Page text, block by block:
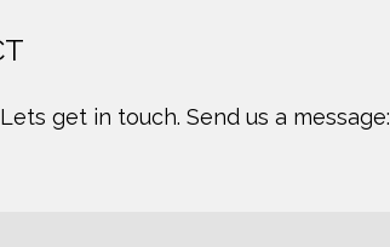
get in touch. Send us a message: